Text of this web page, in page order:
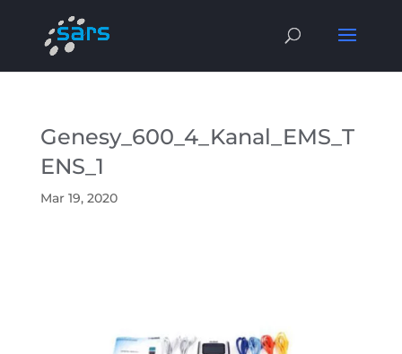
Genesy_600_4_Kanal_EMS_T
ENS_1
Mar 19, 2020